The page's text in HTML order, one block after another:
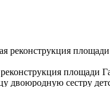
площади